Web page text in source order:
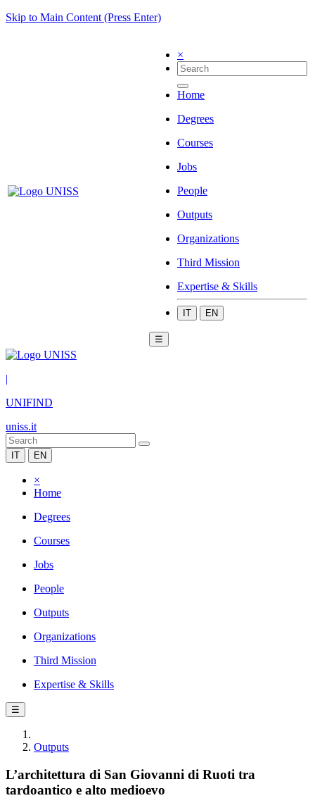
Skip to Main Content (Press Enter)
×
Home
Degrees
Courses
Jobs
People
Outputs
Organizations
Third Mission
Expertise & Skills
IT EN
☰
|
UNIFIND
uniss.it
IT EN
×
Home
Degrees
Courses
Jobs
People
Outputs
Organizations
Third Mission
Expertise & Skills
☰
Outputs
L’architettura di San Giovanni di Ruoti tra
tardoantico e alto medioevo